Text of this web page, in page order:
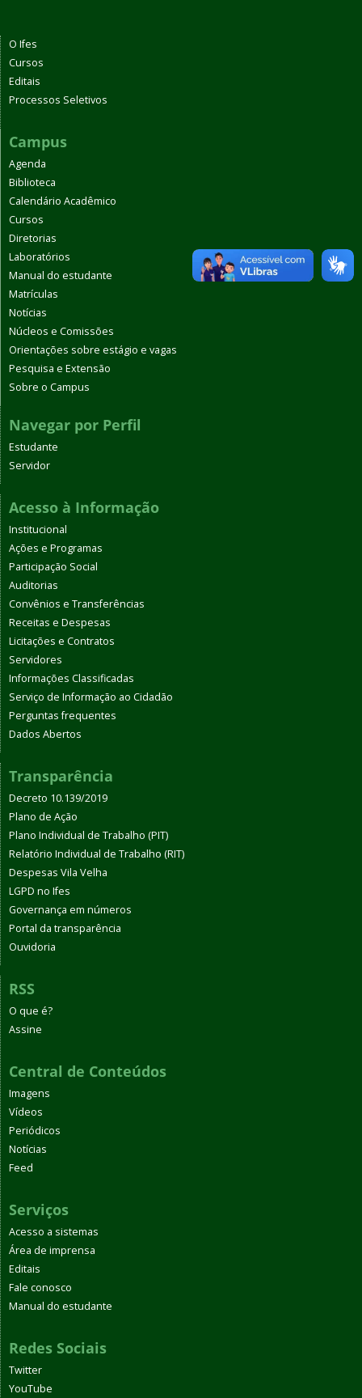
O Ifes
Cursos
Editais
Processos Seletivos
Campus
Agenda
Biblioteca
Calendário Acadêmico
Cursos
Diretorias
Laboratórios
Manual do estudante
Matrículas
Notícias
Núcleos e Comissões
Orientações sobre estágio e vagas
Pesquisa e Extensão
Sobre o Campus
Navegar por Perfil
Estudante
Servidor
Acesso à Informação
Institucional
Ações e Programas
Participação Social
Auditorias
Convênios e Transferências
Receitas e Despesas
Licitações e Contratos
Servidores
Informações Classificadas
Serviço de Informação ao Cidadão
Perguntas frequentes
Dados Abertos
Transparência
Decreto 10.139/2019
Plano de Ação
Plano Individual de Trabalho (PIT)
Relatório Individual de Trabalho (RIT)
Despesas Vila Velha
LGPD no Ifes
Governança em números
Portal da transparência
Ouvidoria
RSS
O que é?
Assine
Central de Conteúdos
Imagens
Vídeos
Periódicos
Notícias
Feed
Serviços
Acesso a sistemas
Área de imprensa
Editais
Fale conosco
Manual do estudante
Redes Sociais
Twitter
YouTube